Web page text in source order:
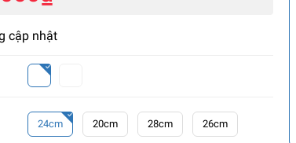
cập nhật
24cm 20cm 28cm 26cm